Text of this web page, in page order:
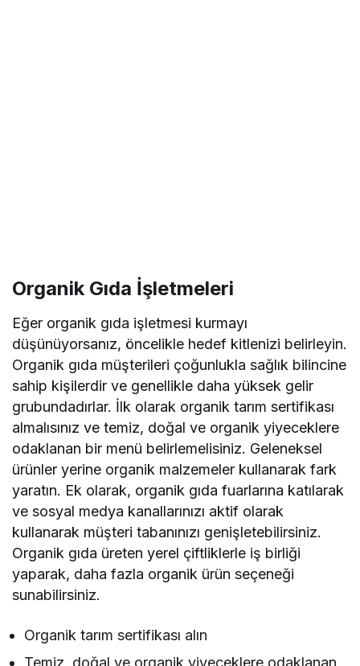
Organik Gıda İşletmeleri
Eğer organik gıda işletmesi kurmayı
düşünüyorsanız, öncelikle hedef kitlenizi belirleyin.
Organik gıda müşterileri çoğunlukla sağlık bilincine
sahip kişilerdir ve genellikle daha yüksek gelir
grubundadırlar. İlk olarak organik tarım sertifikası
almalısınız ve temiz, doğal ve organik yiyeceklere
odaklanan bir menü belirlemelisiniz. Geleneksel
ürünler yerine organik malzemeler kullanarak fark
yaratın. Ek olarak, organik gıda fuarlarına katılarak
ve sosyal medya kanallarınızı aktif olarak
kullanarak müşteri tabanınızı genişletebilirsiniz.
Organik gıda üreten yerel çiftliklerle iş birliği
yaparak, daha fazla organik ürün seçeneği
sunabilirsiniz.
Organik tarım sertifikası alın